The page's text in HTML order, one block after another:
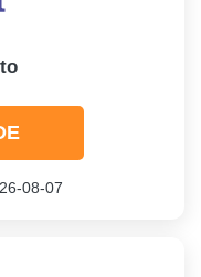
08-07